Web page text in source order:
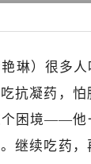
艳琳）很多
抗凝药，怕
困境——他
继续吃药